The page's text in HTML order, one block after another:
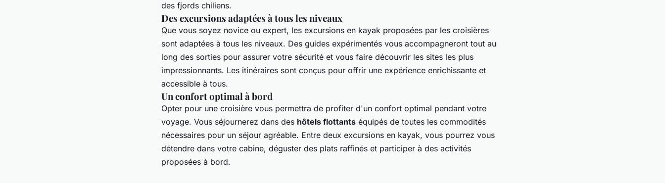
des fjords chiliens.
Des excursions adaptées à tous les niveaux
Que vous soyez novice ou expert, les excursions en kayak proposées par les croisières
sont adaptées à tous les niveaux. Des guides expérimentés vous accompagneront tout au
long des sorties pour assurer votre sécurité et vous faire découvrir les sites les plus
impressionnants. Les itinéraires sont conçus pour offrir une expérience enrichissante et
accessible à tous.
Un confort optimal à bord
Opter pour une croisière vous permettra de profiter d'un confort optimal pendant votre
voyage. Vous séjournerez dans des hôtels flottants équipés de toutes les commodités
nécessaires pour un séjour agréable. Entre deux excursions en kayak, vous pourrez vous
détendre dans votre cabine, déguster des plats raffinés et participer à des activités
proposées à bord.